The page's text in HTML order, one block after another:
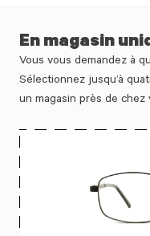
En magasin
Vous vous demandez à
Sélectionnez jusqu’à
un magasin près de chez